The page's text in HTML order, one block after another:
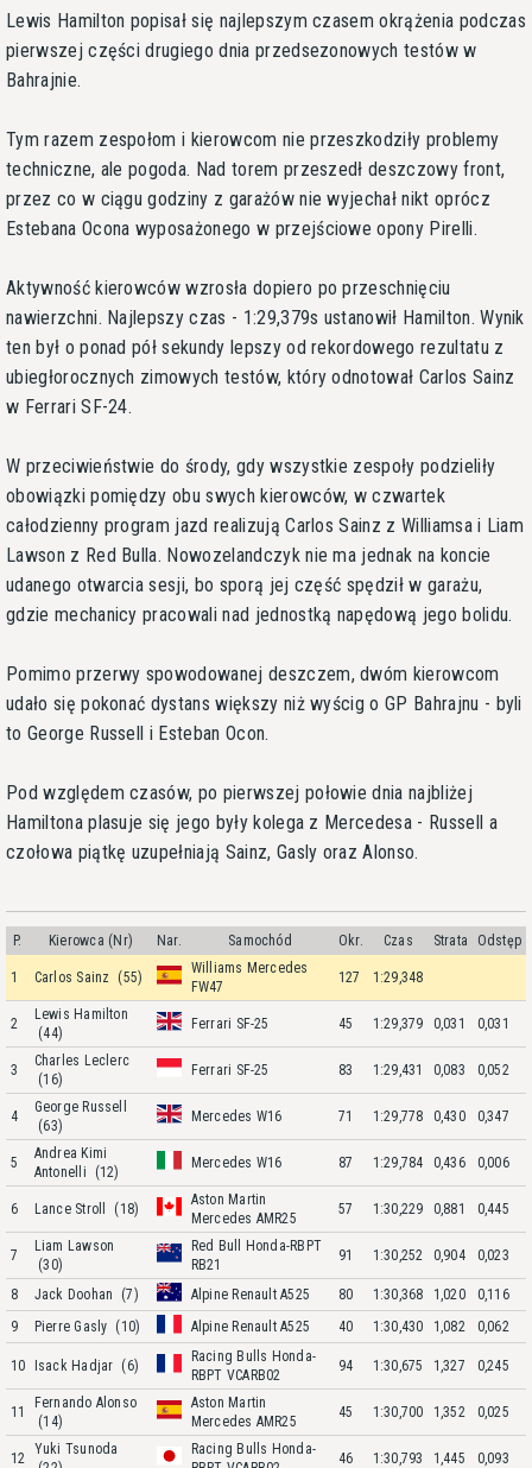
Lewis Hamilton popisał się najlepszym czasem okrążenia podczas
pierwszej części drugiego dnia przedsezonowych testów w
Bahrajnie.
Tym razem zespołom i kierowcom nie przeszkodziły problemy
techniczne, ale pogoda. Nad torem przeszedł deszczowy front,
przez co w ciągu godziny z garażów nie wyjechał nikt oprócz
Estebana Ocona wyposażonego w przejściowe opony Pirelli.
Aktywność kierowców wzrosła dopiero po przeschnięciu
nawierzchni. Najlepszy czas - 1:29,379s ustanowił Hamilton. Wynik
ten był o ponad pół sekundy lepszy od rekordowego rezultatu z
ubiegłorocznych zimowych testów, który odnotował Carlos Sainz
w Ferrari SF-24.
W przeciwieństwie do środy, gdy wszystkie zespoły podzieliły
obowiązki pomiędzy obu swych kierowców, w czwartek
całodzienny program jazd realizują Carlos Sainz z Williamsa i Liam
Lawson z Red Bulla. Nowozelandczyk nie ma jednak na koncie
udanego otwarcia sesji, bo sporą jej część spędził w garażu,
gdzie mechanicy pracowali nad jednostką napędową jego bolidu.
Pomimo przerwy spowodowanej deszczem, dwóm kierowcom
udało się pokonać dystans większy niż wyścig o GP Bahrajnu - byli
to George Russell i Esteban Ocon.
Pod względem czasów, po pierwszej połowie dnia najbliżej
Hamiltona plasuje się jego były kolega z Mercedesa - Russell a
czołowa piątkę uzupełniają Sainz, Gasly oraz Alonso.
P. Kierowca (Nr) Nar. Samochód Okr. Czas Strata Odstęp
1 Carlos Sainz (55)
Williams Mercedes
FW47
127 1:29,348
2
Lewis Hamilton
(44)
Ferrari SF-25 45 1:29,379 0,031 0,031
3
Charles Leclerc
(16)
Ferrari SF-25 83 1:29,431 0,083 0,052
4
George Russell
(63)
Mercedes W16 71 1:29,778 0,430 0,347
5
Andrea Kimi
Antonelli
(12)
Mercedes W16 87 1:29,784 0,436 0,006
6 Lance Stroll (18)
Aston Martin
Mercedes AMR25
57 1:30,229 0,881 0,445
7
Liam Lawson
(30)
Red Bull Honda-RBPT
RB21
91 1:30,252 0,904 0,023
8 Jack Doohan (7) Alpine Renault A525 80 1:30,368 1,020
0,116
9
Pierre Gasly (10) Alpine Renault A525 40 1:30,430 1,082 0,062
10 Isack Hadjar (6)
Racing Bulls Honda-
RBPT VCARB02
94 1:30,675 1,327 0,245
11
Fernando Alonso
(14)
Aston Martin
Mercedes AMR25
45 1:30,700 1,352 0,025
12
Yuki Tsunoda
Racing Bulls Honda-
46 1:30,793 1,445 0,093